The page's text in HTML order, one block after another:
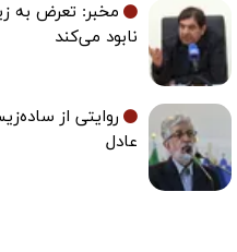
مخبر: تعرض به
نابود می‌کند
روایتی از
عادل